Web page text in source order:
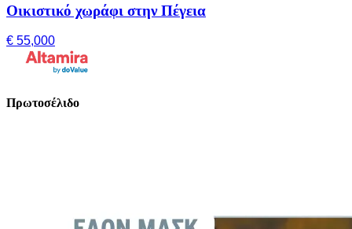
Οικιστικό χωράφι στην Πέγεια
€ 55,000
Πρωτοσέλιδο